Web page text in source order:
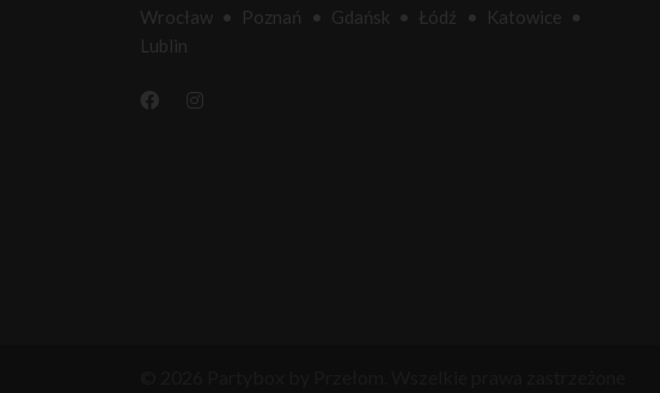
Wrocław • Poznań • Gdańsk • Łódź • Katowice •
Lublin